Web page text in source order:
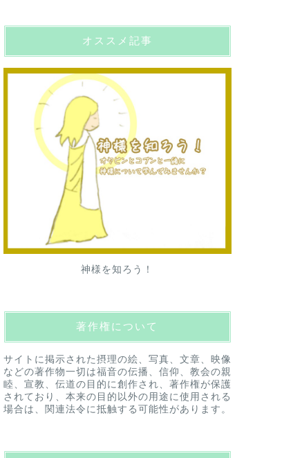
オススメ記事
神様を知ろう！
著作権について
サイトに掲示された摂理の絵、写真、文章、映像
などの著作物一切は福音の伝播、信仰、教会の親
睦、宣教、伝道の目的に創作され、著作権が保護
されており、本来の目的以外の用途に使用される
場合は、関連法令に抵触する可能性があります。